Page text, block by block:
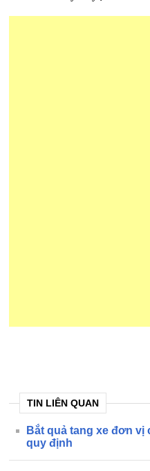
TIN LIÊN QUAN
Bắt quả tang xe đơn vị
quy định